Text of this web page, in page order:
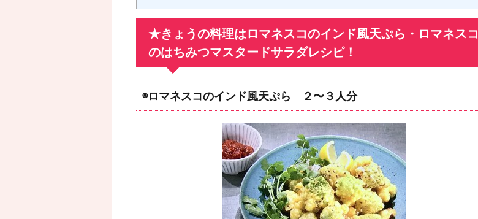
★きょうの料理はロマネスコのインド風天ぷら・ロマネスコ
のはちみつマスタードサラダレシピ！
◉ロマネスコのインド風天ぷら ２〜３人分